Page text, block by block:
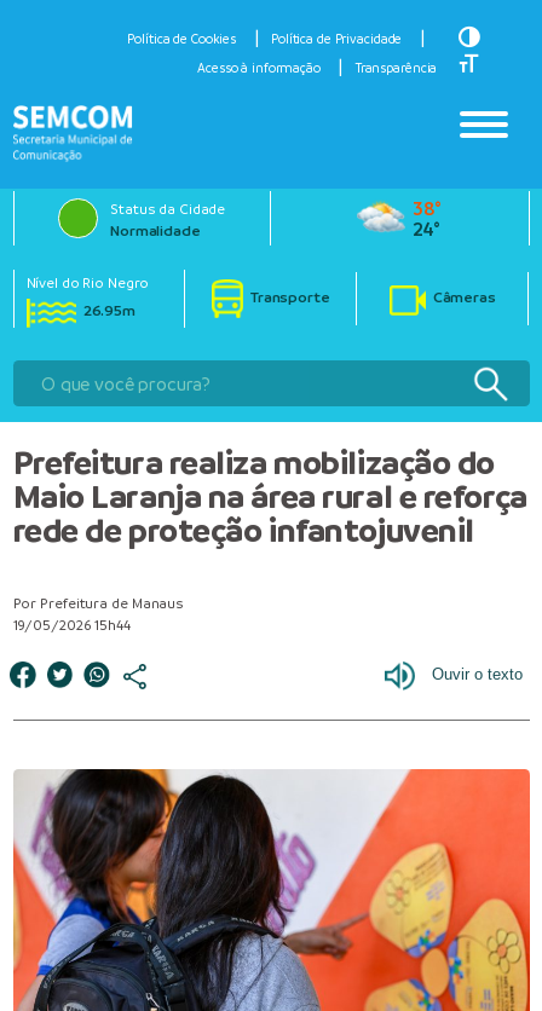
Política de Cookies
Política de Privacidade
Acesso à informação
Transparência
Toggle
Toggle
Status da Cidade
Normalidade
38°
24°
Nível do Rio Negro
26.95m
Transporte Câmeras
Prefeitura realiza mobilização do
Maio Laranja na área rural e reforça
rede de proteção infantojuvenil
Por Prefeitura de Manaus
19/05/2026 15h44